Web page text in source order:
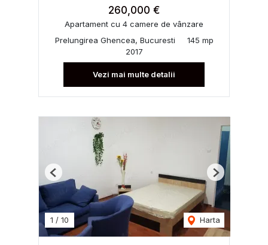
260,000 €
Apartament cu 4 camere de vânzare
Prelungirea Ghencea, Bucuresti
145 mp
2017
Vezi mai multe detalii
1 / 10 Harta
Previous Next